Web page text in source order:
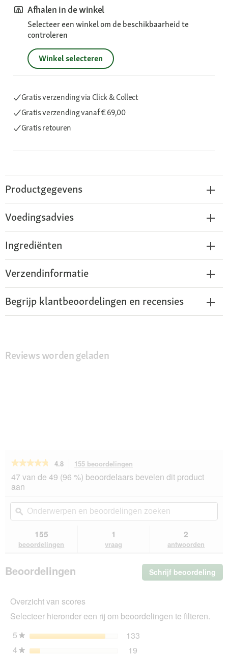
Afhalen in de winkel
Selecteer een winkel om de beschikbaarheid te
controleren
Winkel selecteren
Gratis verzending via Click & Collect
Gratis verzendingvanaf € 69,00
Gratis retouren
Productgegevens
Voedingsadvies
Ingrediënten
Verzendinformatie
Begrijp klantbeoordelingen en recensies
Reviews worden geladen
★★★★★
★★★★★
van
Beoordelingen
lezen
Dreamies
kattensnack
g
4.8 155 beoordelingen
deze
actie
u
naar
beoordelingen.
47 van de 49 (96 %) beoordelaars bevelen dit product
aan
Onderwerpen
en
beoordelingen
ϙ
155
beoordelingen
1
vraag
2
antwoorden
Beoordelingen Schrijf beoordeling
Met
Overzicht van scores
Selecteer hieronder een rij om beoordelingen te filteren.
5★ sterren 133
4★ sterren 19